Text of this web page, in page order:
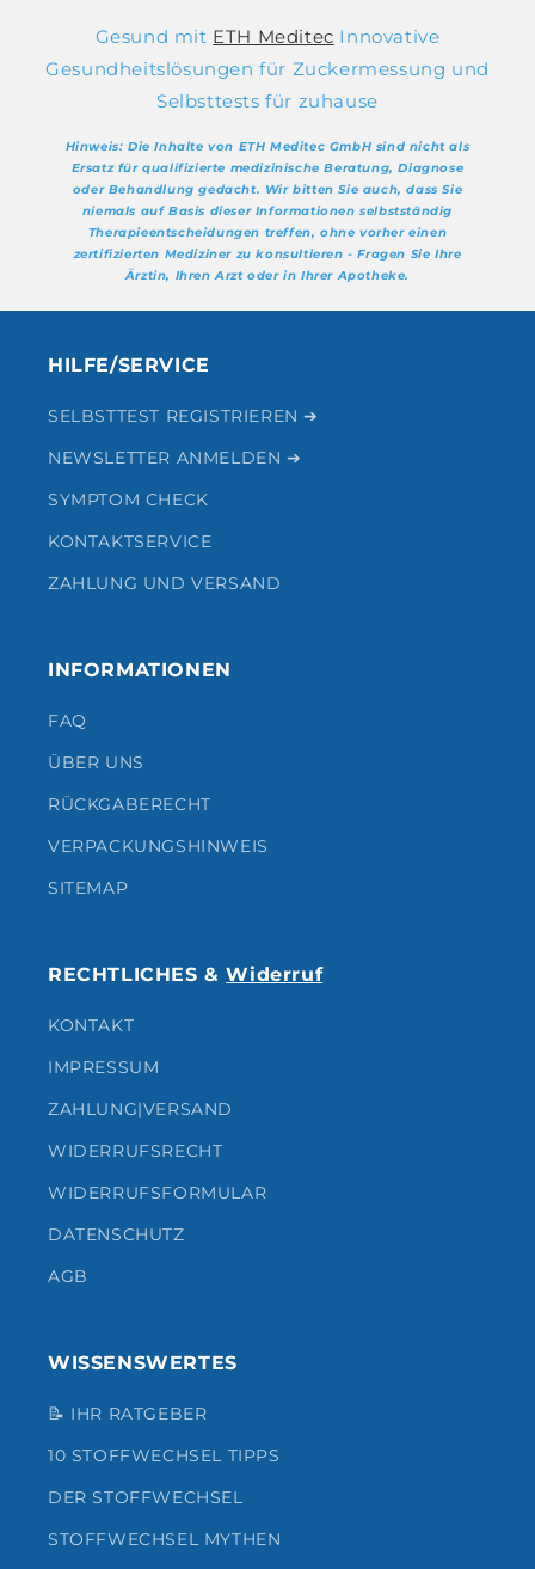
Gesund mit ETH Meditec Innovative
Gesundheitslösungen für Zuckermessung und
Selbsttests für zuhause
Hinweis: Die Inhalte von ETH Meditec GmbH sind nicht als
Ersatz für qualifizierte medizinische Beratung, Diagnose
oder Behandlung gedacht. Wir bitten Sie auch, dass Sie
niemals auf Basis dieser Informationen selbstständig
Therapieentscheidungen treffen, ohne vorher einen
zertifizierten Mediziner zu konsultieren - Fragen Sie Ihre
Ärztin, Ihren Arzt oder in Ihrer Apotheke.
HILFE/SERVICE
SELBSTTEST REGISTRIEREN ➔
NEWSLETTER ANMELDEN ➔
SYMPTOM CHECK
KONTAKTSERVICE
ZAHLUNG UND VERSAND
INFORMATIONEN
FAQ
ÜBER UNS
RÜCKGABERECHT
VERPACKUNGSHINWEIS
SITEMAP
RECHTLICHES &Widerruf
KONTAKT
IMPRESSUM
ZAHLUNG|VERSAND
WIDERRUFSRECHT
WIDERRUFSFORMULAR
DATENSCHUTZ
AGB
WISSENSWERTES
📝 IHR RATGEBER
10 STOFFWECHSEL TIPPS
DER STOFFWECHSEL
STOFFWECHSEL MYTHEN